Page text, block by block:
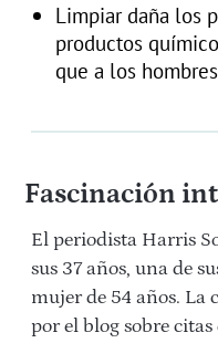
Limpiar daña los
productos
que a los hombres
Fascinación
El periodista Harris
sus 37 años, una de
mujer de 54 años. La
por el blog sobre